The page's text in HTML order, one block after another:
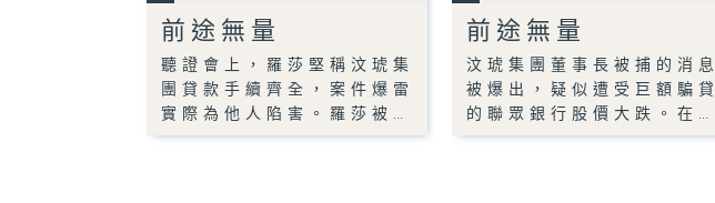
前途無量
聽證會上，羅莎堅稱汶琥集
團貸款手續齊全，案件爆雷
實際為他人陷害。羅莎被…
前途無量
汶琥集團董事長被捕的消息
被爆出，疑似遭受巨額騙貸
的聯眾銀行股價大跌。在…